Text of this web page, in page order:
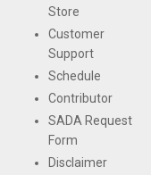
Store
Customer
Support
Schedule
Contributor
SADA Request
Form
Disclaimer